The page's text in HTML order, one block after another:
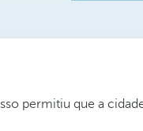
permitiu que a